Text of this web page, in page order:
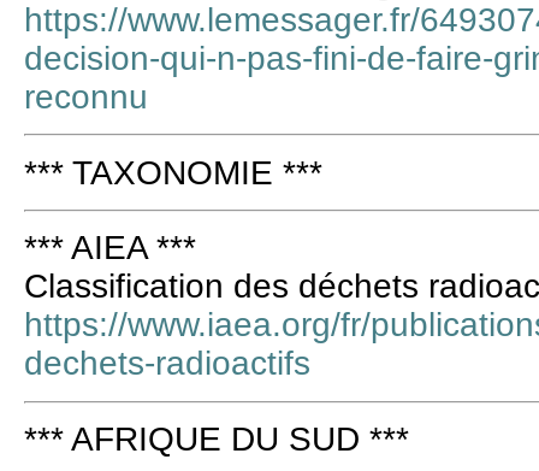
https://www.lemessager.fr/
decision-qui-n-pas-fini-de-faire-
reconnu
*** TAXONOMIE ***
*** AIEA ***
Classification des déchets
https://www.iaea.org/fr/
dechets-radioactifs
*** AFRIQUE DU SUD ***